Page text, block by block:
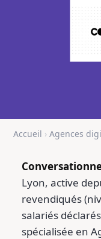
Accueil › Agences
Lyon, active
revendiqués
salariés
spécialisée en